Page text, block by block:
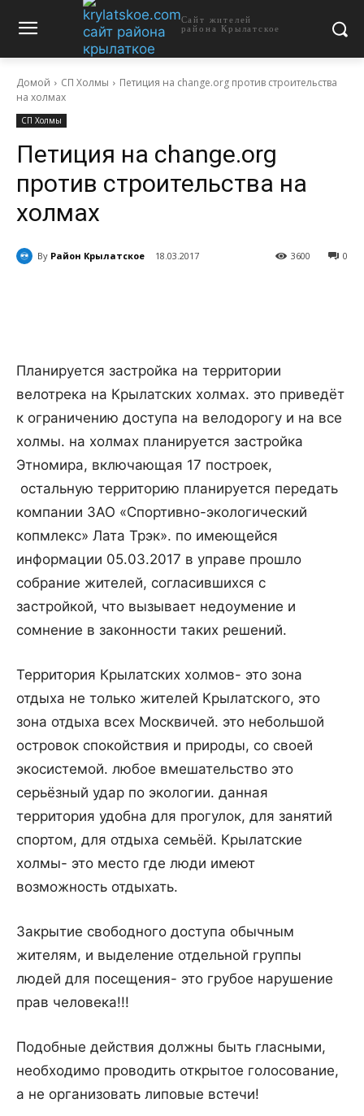
Сайт жителей
района Крылатское
Домой СП Холмы
Петиция на change.org против строительства
на холмах
СП Холмы
Петиция на change.org
против строительства на
холмах
By Район Крылатское 18.03.2017 0
3600
Планируется застройка на территории
велотрека на Крылатских холмах. это приведёт
к ограничению доступа на велодорогу и на все
холмы. на холмах планируется застройка
Этномира, включающая 17 построек,
остальную территорию планируется передать
компании ЗАО «Спортивно-экологический
копмлекс» Лата Трэк». по имеющейся
информации 05.03.2017 в управе прошло
собрание жителей, согласившихся с
застройкой, что вызывает недоумение и
сомнение в законности таких решений.
Территория Крылатских холмов- это зона
отдыха не только жителей Крылатского, это
зона отдыха всех Москвичей. это небольшой
островок спокойствия и природы, со своей
экосистемой. любое вмешательство это
серьёзный удар по экологии. данная
территория удобна для прогулок, для занятий
спортом, для отдыха семьёй. Крылатские
холмы- это место где люди имеют
возможность отдыхать.
Закрытие свободного доступа обычным
жителям, и выделение отдельной группы
людей для посещения- это грубое нарушение
прав человека!!!
Подобные действия должны быть гласными,
необходимо проводить открытое голосование,
а не организовать липовые встечи!